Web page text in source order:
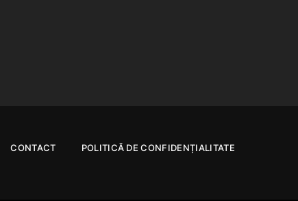
CONTACT POLITICĂ DE CONFIDENȚIALITATE